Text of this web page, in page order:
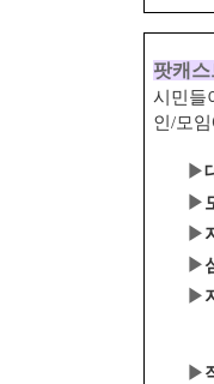
팟캐스
시민들
인 /모
▶
▶
▶
▶
▶
▶